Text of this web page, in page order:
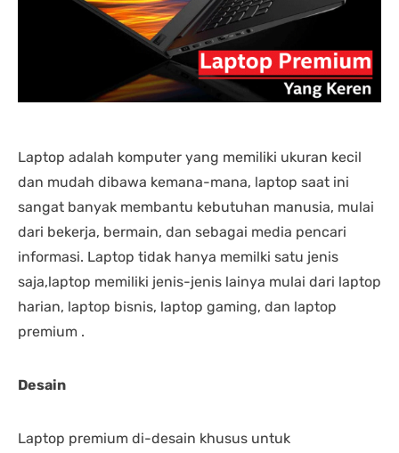
yang lain.
laptopnya banyak
dipastikan terbaik
dibandingkan tempat lain...
salesnya juga friendly
banget... saya dilayani
dengan mbak kiki...
memuaskan sekali
CS
Laptop adalah komputer yang memiliki ukuran kecil
dan mudah dibawa kemana-mana, laptop saat ini
sangat banyak membantu kebutuhan manusia, mulai
dari bekerja, bermain, dan sebagai media pencari
informasi. Laptop tidak hanya memilki satu jenis
saja,laptop memiliki jenis-jenis lainya mulai dari laptop
harian, laptop bisnis, laptop gaming, dan laptop
premium .
Desain
Laptop premium di-desain khusus untuk